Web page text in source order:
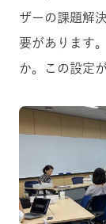
ザーの課題解
要があります
か。この設定